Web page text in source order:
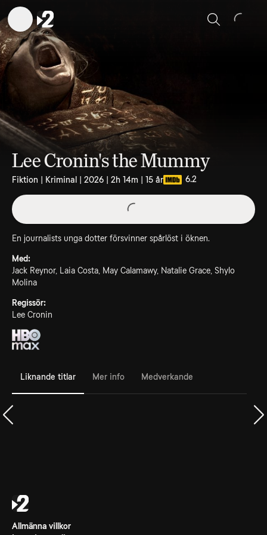
Sök
Lee Cronin's the Mummy
Fiktion | Kriminal | 2026 | 2h 14m | 15 år 6.2
En journalists unga dotter försvinner spårlöst i öknen.
Med:
Jack Reynor, Laia Costa, May Calamawy, Natalie Grace, Shylo
Molina
Regissör:
Lee Cronin
Liknande titlar Mer info Medverkande
Allmänna villkor